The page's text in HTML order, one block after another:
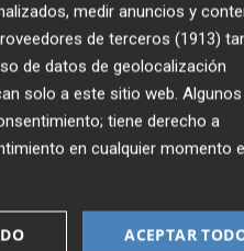
1
2
3
4
comenzando con
Esplà, concejal
atractivo para la
añade
medir anuncios y
de terceros (1913)
de datos de geolocalización
solo a este sitio web. Algunos
tiene derecho a
en cualquier momento
ACEPTAR